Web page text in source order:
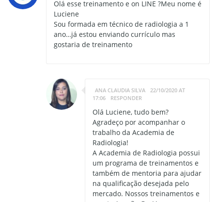
Olá esse treinamento e on LINE ?Meu nome é
Luciene
Sou formada em técnico de radiologia a 1
ano…já estou enviando currículo mas
gostaria de treinamento
ANA CLAUDIA SILVA
22/10/2020 AT
17:06
RESPONDER
Olá Luciene, tudo bem?
Agradeço por acompanhar o
trabalho da Academia de
Radiologia!
A Academia de Radiologia possui
um programa de treinamentos e
também de mentoria para ajudar
na qualificação desejada pelo
mercado. Nossos treinamentos e